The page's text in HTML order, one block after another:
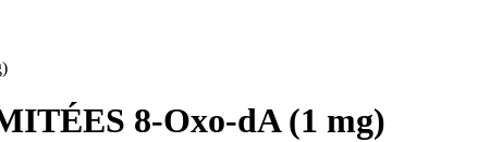
8-Oxo-dA (1 mg)